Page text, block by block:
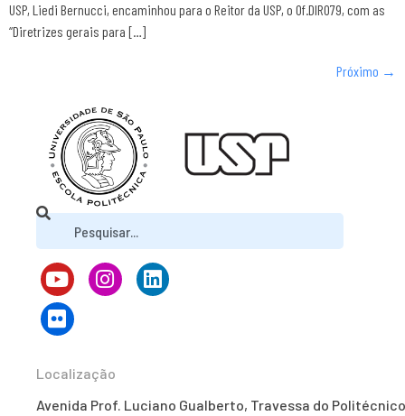
USP, Liedi Bernucci, encaminhou para o Reitor da USP, o Of.DIR079, com as
“Diretrizes gerais para […]
Próximo →
Localização
Avenida Prof. Luciano Gualberto, Travessa do